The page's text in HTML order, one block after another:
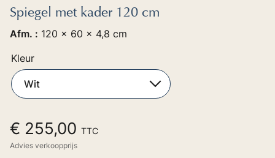
Spiegel met kader 120 cm
Afm. : 120 x 60 x 4,8 cm
Kleur
€ 255,00 TTC
Advies verkoopprijs